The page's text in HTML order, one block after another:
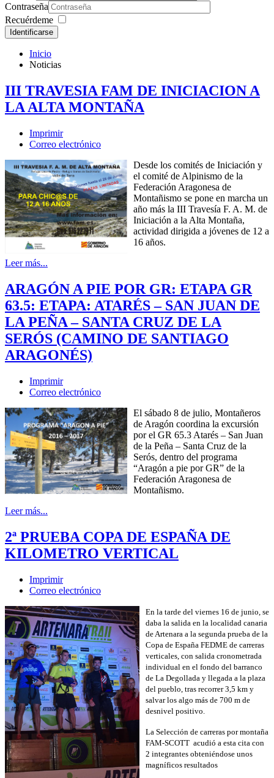
Contraseña
Recuérdeme
Identificarse
Inicio
Noticias
III TRAVESIA FAM DE INICIACION A
LA ALTA MONTAÑA
Imprimir
Correo electrónico
Desde los comités de Iniciación y
el comité de Alpinismo de la
Federación Aragonesa de
Montañismo se pone en marcha un
año más la III Travesía F. A. M. de
Iniciación a la Alta Montaña,
actividad dirigida a jóvenes de 12 a
16 años.
Leer más...
ARAGÓN A PIE POR GR: ETAPA GR
63.5: ETAPA: ATARÉS – SAN JUAN DE
LA PEÑA – SANTA CRUZ DE LA
SERÓS (CAMINO DE SANTIAGO
ARAGONÉS)
Imprimir
Correo electrónico
El sábado 8 de julio, Montañeros
de Aragón coordina la excursión
por el GR 65.3 Atarés – San Juan
de la Peña – Santa Cruz de la
Serós, dentro del programa
“Aragón a pie por GR” de la
Federación Aragonesa de
Montañismo.
Leer más...
2ª PRUEBA COPA DE ESPAÑA DE
KILOMETRO VERTICAL
Imprimir
Correo electrónico
En la tarde del viernes 16 de junio, se
daba la salida en la localidad canaria
de Artenara a la segunda prueba de la
Copa de España FEDME de carreras
verticales, con salida cronometrada
individual en el fondo del barranco
de La Degollada y llegada a la plaza
del pueblo, tras recorrer 3,5 km y
salvar los algo más de 700 m de
desnivel positivo.
La Selección de carreras por montaña
FAM-SCOTT acudió a esta cita con
2 integrantes obteniéndose unos
magníficos resultados